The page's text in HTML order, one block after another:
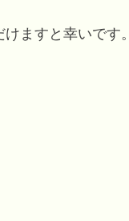
ますと幸いです。